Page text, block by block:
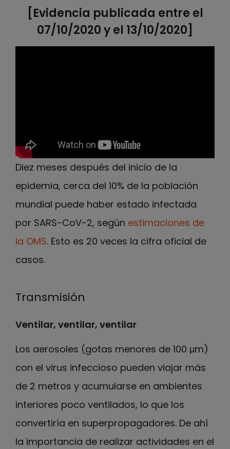
[Evidencia publicada entre el
07/10/2020 y el 13/10/2020]
Diez meses después del inicio de la
epidemia, cerca del 10% de la población
mundial puede haber estado infectada
por SARS-CoV-2, según estimaciones de
la OMS. Esto es 20 veces la cifra oficial de
casos.
Transmisión
Ventilar, ventilar, ventilar
Los aerosoles (gotas menores de 100 μm)
con el virus infeccioso pueden viajar más
de 2 metros y acumularse en ambientes
interiores poco ventilados, lo que los
convertiría en superpropagadores. De ahí
la importancia de realizar actividades en el